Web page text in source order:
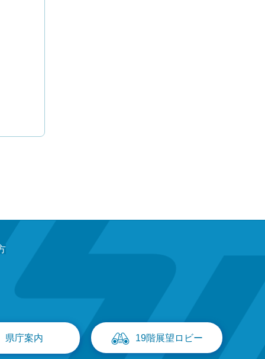
県庁案内 19階展望ロビー